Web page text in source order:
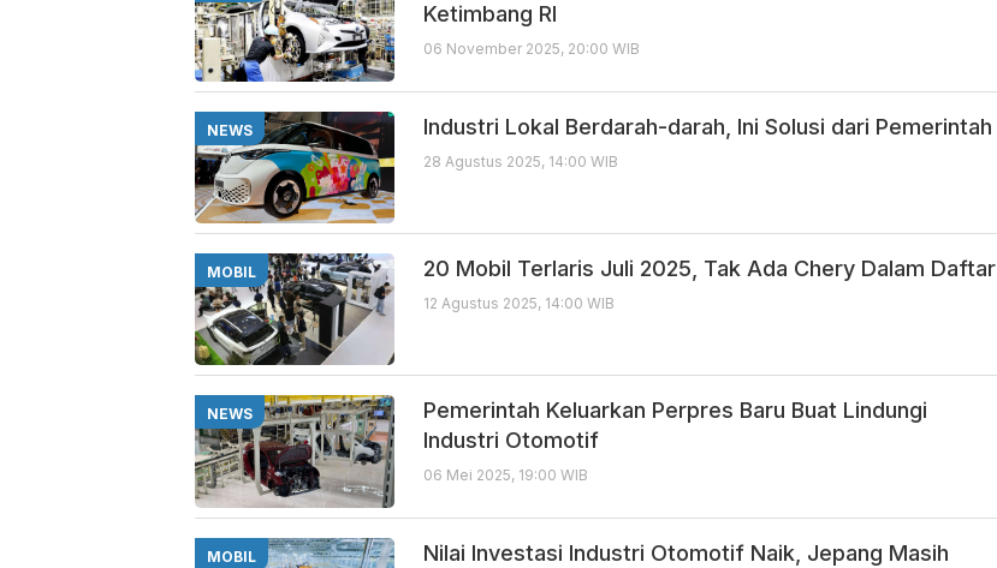
Ketimbang RI
06 November 2025, 20:00 WIB
NEWS Industri Lokal Berdarah-darah, Ini Solusi dari Pemerintah
28 Agustus 2025, 14:00 WIB
MOBIL 20 Mobil Terlaris Juli 2025, Tak Ada Chery Dalam Daftar
12 Agustus 2025, 14:00 WIB
NEWS
Pemerintah Keluarkan Perpres Baru Buat Lindungi
Industri Otomotif
06 Mei 2025, 19:00 WIB
MOBIL
Nilai Investasi Industri Otomotif Naik, Jepang Masih